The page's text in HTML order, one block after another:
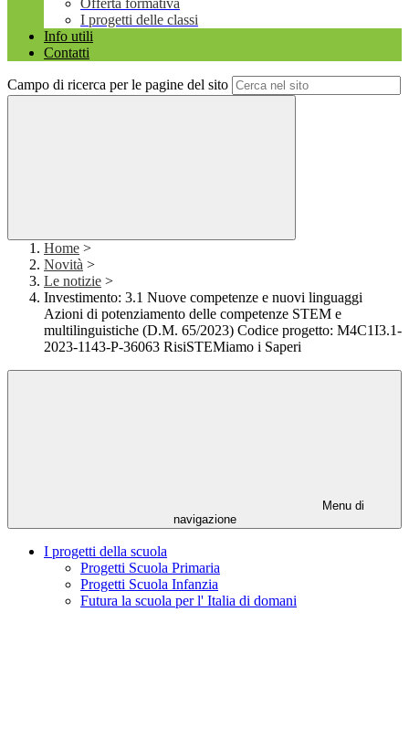
Offerta formativa
I progetti delle classi
Info utili
Contatti
Campo di ricerca per le pagine del sito
Home >
Novità >
Le notizie >
Investimento: 3.1 Nuove competenze e nuovi linguaggi
Azioni di potenziamento delle competenze STEM e
multilinguistiche (D.M. 65/2023) Codice progetto: M4C1I3.1-
2023-1143-P-36063 RisiSTEMiamo i Saperi
Menu di
navigazione
I progetti della scuola
Progetti Scuola Primaria
Progetti Scuola Infanzia
Futura la scuola per l' Italia di domani